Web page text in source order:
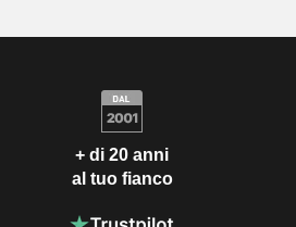
+ di 20 anni
al tuo fianco